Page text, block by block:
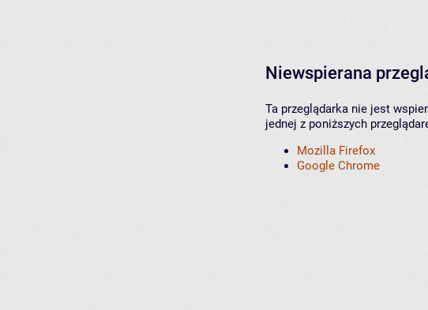
Niewspierana
Ta przeglądarka nie jest
jednej z poniższych
Mozilla Firefox
Google Chrome